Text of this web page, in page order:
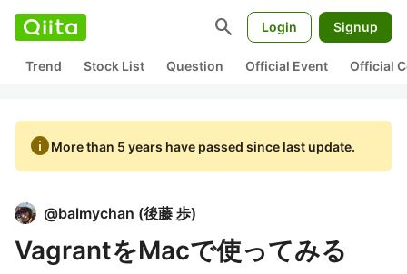
search Login Signup
Trend Stock List Question Official Event Official
infoMore than 5 years have passed since last update.
@balmychan (後藤 歩)
VagrantをMacで使ってみる